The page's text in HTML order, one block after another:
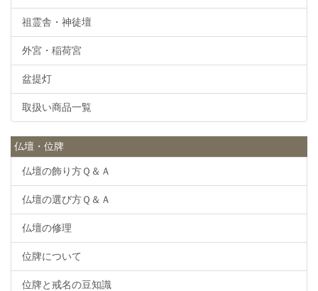
祖霊舎・神徒壇
外宮・稲荷宮
盆提灯
取扱い商品一覧
仏壇・位牌
仏壇の飾り方Ｑ＆Ａ
仏壇の選び方Ｑ＆Ａ
仏壇の修理
位牌について
位牌と戒名の豆知識